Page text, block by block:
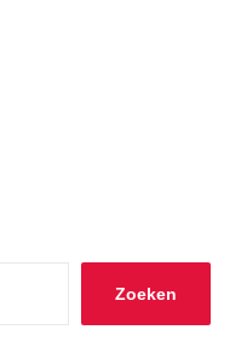
Zoeken